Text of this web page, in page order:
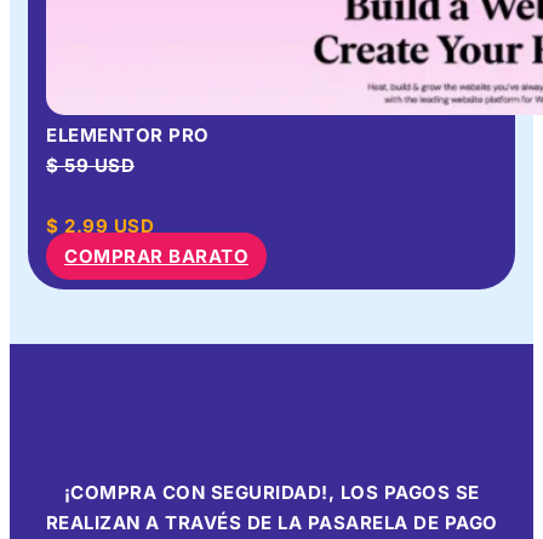
ELEMENTOR PRO
$ 59 USD
$ 2.99 USD
COMPRAR BARATO
¡COMPRA CON SEGURIDAD!, LOS PAGOS SE
REALIZAN A TRAVÉS DE LA PASARELA DE PAGO